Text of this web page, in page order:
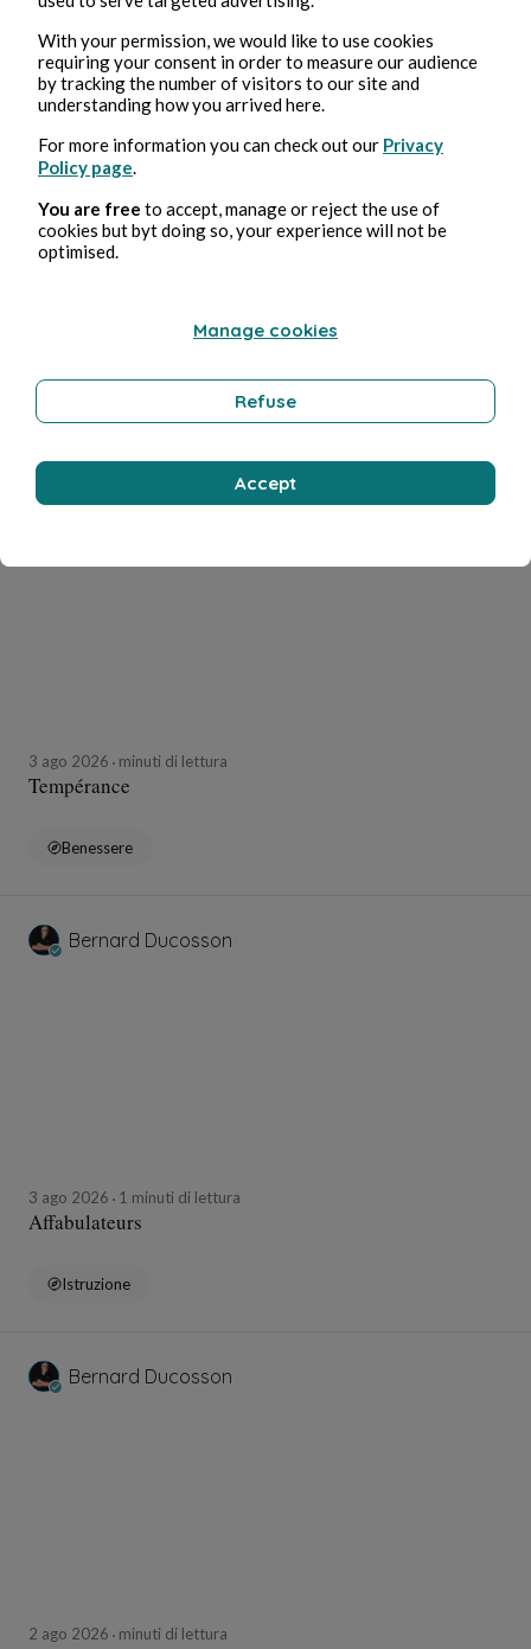
Bernard Ducosson
minuti di lettura
Bernard Ducosson
3 ago 2026 minuti di lettura
Tempérance
Benessere
Bernard Ducosson
3 ago 2026 1 minuti di lettura
Affabulateurs
Istruzione
Bernard Ducosson
2 ago 2026 minuti di lettura
With your permission, we would like to use cookies
requiring your consent in order to measure our audience
by tracking the number of visitors to our site and
understanding how you arrived here.
For more information you can check out our Privacy
Policy page
You are free to accept, manage or reject the use of
cookies but byt doing so, your experience will not be
optimised.
Manage cookies
Refuse
Accept